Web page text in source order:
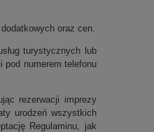
oraz cen.
turystycznych lub
pod numerem telefonu
rezerwacji imprezy
urodzeń wszystkich
Regulaminu, jak